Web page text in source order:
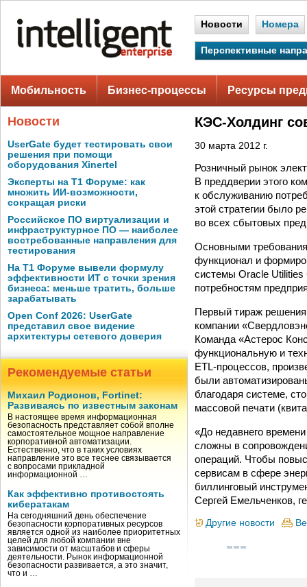
Новости Номера
Перспективные
Мобильность Бизнес-процессы Ресурсы
Новости
UserGate будет тестировать свои
решения при помощи
оборудования Xinertel
Эксперты на Т1 Форуме: как
множить ИИ-возможности,
сокращая риски
Российское ПО виртуализации и
инфраструктурное ПО — наиболее
востребованные направления для
тестирования
На Т1 Форуме вывели формулу
эффективности ИТ с точки зрения
бизнеса: меньше тратить, больше
зарабатывать
Open Conf 2026: UserGate
представил свое видение
архитектуры сетевого доверия
Рекомендуемые статьи
Михаил Родионов, Fortinet:
Развиваясь по известным законам
В настоящее время информационная
безопасность представляет собой вполне
самостоятельное мощное направление
корпоративной автоматизации.
Естественно, что в таких условиях
направление это все теснее связывается
с вопросами прикладной
информационной …
Как эффективно противостоять
кибератакам
На сегодняшний день обеспечение
безопасности корпоративных ресурсов
является одной из наиболее приоритетных
целей для любой компании вне
зависимости от масштабов и сферы
деятельности. Рынок информационной
безопасности развивается, а это значит,
что и …
КЭС-Холдинг
30 марта 2012 г.
Розничный рынок
В преддверии этого
к обслуживанию
этой стратегии было
во всех сбытовых
Основными
функционал и
системы Oracle Utilities
потребностям
Первый тираж
компании
Команда «Астерос
функциональную и
ETL-процессов,
были
благодаря системе,
массовой печати
«До недавнего
сложны в
операций. Чтобы
сервисам в сфере
биллинговый
Сергей Емельченков,
Другие новости